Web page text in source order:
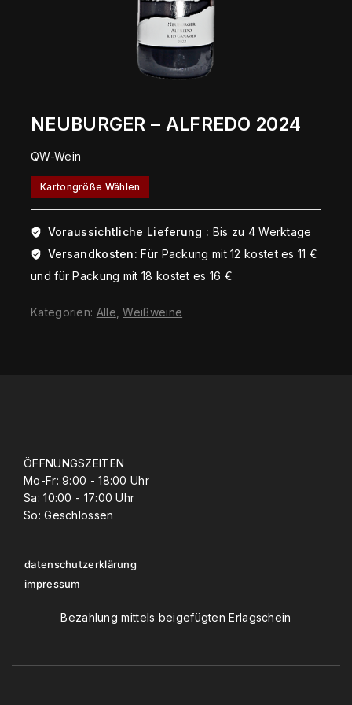
NEUBURGER – ALFREDO 2024
QW-Wein
Kartongröße Wählen
Voraussichtliche Lieferung : Bis zu 4 Werktage
Versandkosten:Für Packung mit 12 kostet es 11 €
und für Packung mit 18 kostet es 16 €
Kategorien: Alle ,Weißweine
ÖFFNUNGSZEITEN
Mo-Fr: 9:00 - 18:00 Uhr
Sa: 10:00 - 17:00 Uhr
So: Geschlossen
datenschutzerklärung
impressum
Bezahlung mittels beigefügten Erlagschein